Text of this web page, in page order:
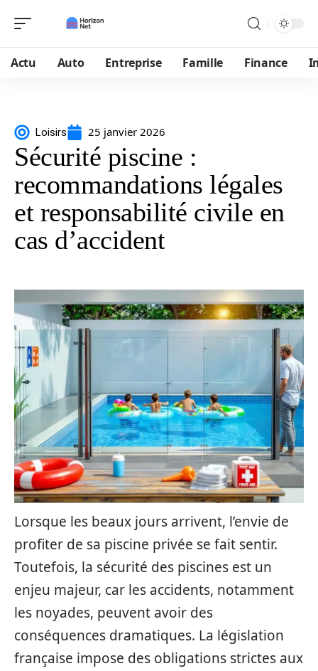
Actu Auto Entreprise Famille Finance
Loisirs 25 janvier 2026
Sécurité piscine :
recommandations légales
et responsabilité civile en
cas d’accident
Lorsque les beaux jours arrivent, l’envie de
profiter de sa piscine privée se fait sentir.
Toutefois, la sécurité des piscines est un
enjeu majeur, car les accidents, notamment
les noyades, peuvent avoir des
conséquences dramatiques. La législation
française impose des obligations strictes aux